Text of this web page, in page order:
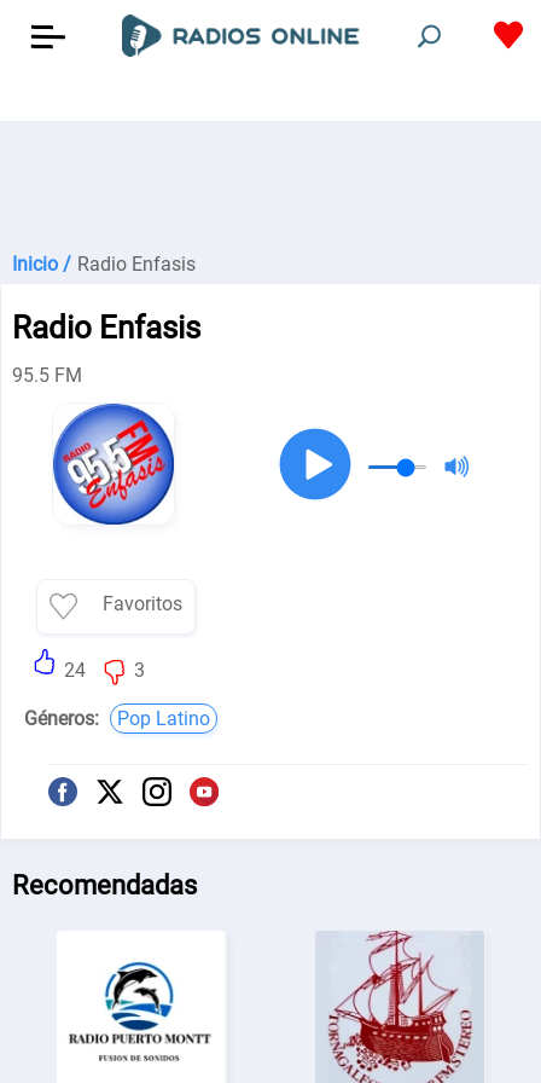
Inicio / Radio Enfasis
Radio Enfasis
95.5 FM
Favoritos
24 3
Géneros: Pop Latino
Recomendadas